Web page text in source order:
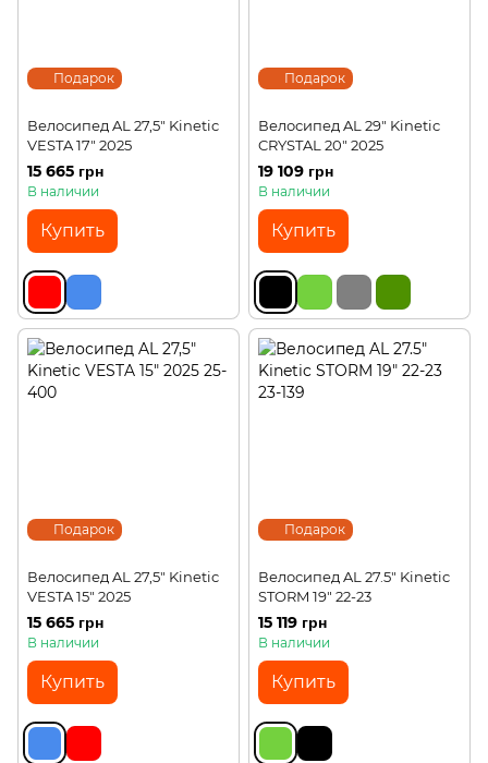
Подарок
Велосипед AL 27,5" Kinetic
VESTA 17" 2025
15 665 грн
В наличии
Купить
Подарок
Велосипед AL 29" Kinetic
CRYSTAL 20" 2025
19 109 грн
В наличии
Купить
Подарок
Велосипед AL 27,5" Kinetic
VESTA 15" 2025
15 665 грн
В наличии
Купить
Подарок
Велосипед AL 27.5" Kinetic
STORM 19" 22-23
15 119 грн
В наличии
Купить